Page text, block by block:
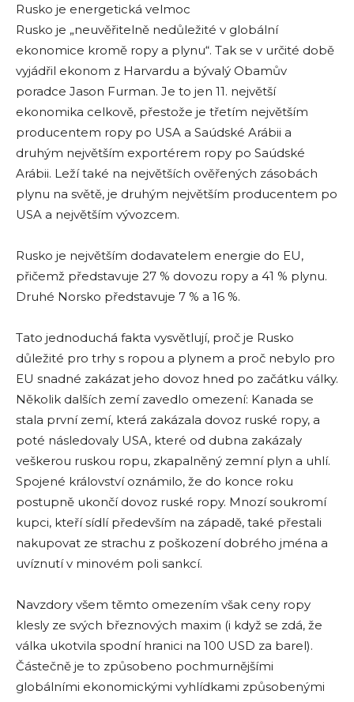
Rusko je energetická velmoc
Rusko je „neuvěřitelně nedůležité v globální
ekonomice kromě ropy a plynu“. Tak se v určité době
vyjádřil ekonom z Harvardu a bývalý Obamův
poradce Jason Furman. Je to jen 11. největší
ekonomika celkově, přestože je třetím největším
producentem ropy po USA a Saúdské Arábii a
druhým největším exportérem ropy po Saúdské
Arábii. Leží také na největších ověřených zásobách
plynu na světě, je druhým největším producentem po
USA a největším vývozcem.
Rusko je největším dodavatelem energie do EU,
přičemž představuje 27 % dovozu ropy a 41 % plynu.
Druhé Norsko představuje 7 % a 16 %.
Tato jednoduchá fakta vysvětlují, proč je Rusko
důležité pro trhy s ropou a plynem a proč nebylo pro
EU snadné zakázat jeho dovoz hned po začátku války.
Několik dalších zemí zavedlo omezení: Kanada se
stala první zemí, která zakázala dovoz ruské ropy, a
poté následovaly USA, které od dubna zakázaly
veškerou ruskou ropu, zkapalněný zemní plyn a uhlí.
Spojené království oznámilo, že do konce roku
postupně ukončí dovoz ruské ropy. Mnozí soukromí
kupci, kteří sídlí především na západě, také přestali
nakupovat ze strachu z poškození dobrého jména a
uvíznutí v minovém poli sankcí.
Navzdory všem těmto omezením však ceny ropy
klesly ze svých březnových maxim (i když se zdá, že
válka ukotvila spodní hranici na 100 USD za barel).
Částečně je to způsobeno pochmurnějšími
globálními ekonomickými vyhlídkami způsobenými